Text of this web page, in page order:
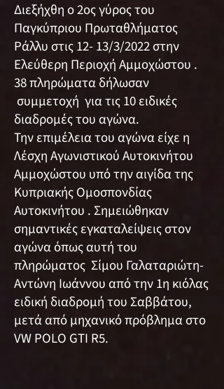
Διεξήχθη ο 2ος γύρος του
Παγκύπριου Πρωταθλήματος
Ράλλυ στις 12- 13/3/2022 στην
Ελεύθερη Περιοχή Αμμοχώστου .
38 πληρώματα δήλωσαν
συμμετοχή για τις 10 ειδικές
διαδρομές του αγώνα.
Την επιμέλεια του αγώνα είχε η
Λέσχη Αγωνιστικού Αυτοκινήτου
Αμμοχώστου υπό την αιγίδα της
Κυπριακής Ομοσπονδίας
Αυτοκινήτου . Σημειώθηκαν
σημαντικές εγκαταλείψεις στον
αγώνα όπως αυτή του
πληρώματος Σίμου Γαλαταριώτη-
Αντώνη Ιωάννου από την 1η κιόλας
ειδική διαδρομή του Σαββάτου,
μετά από μηχανικό πρόβλημα στο
VW POLO GTI R5.